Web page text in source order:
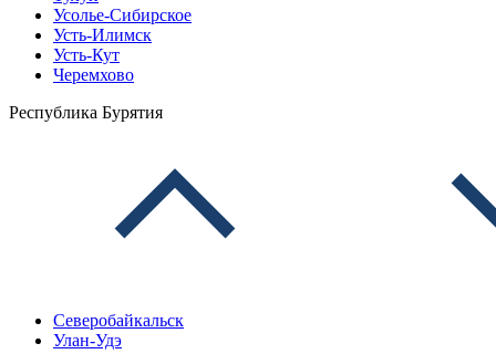
Усолье-Сибирское
Усть-Илимск
Усть-Кут
Черемхово
Республика Бурятия
Северобайкальск
Улан-Удэ